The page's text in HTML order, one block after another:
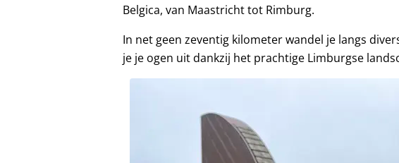
Belgica, van Maastricht tot Rimburg.
In net geen zeventig kilometer wandel je langs
je je ogen uit dankzij het prachtige Limburgse